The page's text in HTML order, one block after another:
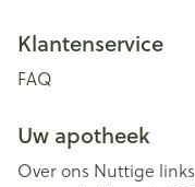
Klantenservice
FAQ
Uw apotheek
Over ons Nuttige links